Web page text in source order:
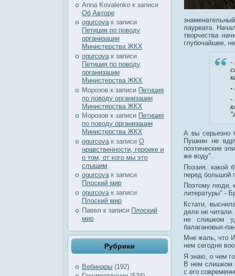
Anna Kovalenko к записи
Об Авторе
ogurcovaк записи
Петиция по поводу
организации
Министерства ЖКХ
ogurcova к записи
Петиция по поводу
организации
Министерства ЖКХ
Морозов к записи Петиция
по поводу организации
Министерства ЖКХ
Морозов к записи Петиция
по поводу организации
Министерства ЖКХ
ogurcova к записи О
нравственности, героике и
о том, от кого мы это
слышим
ogurcovaк записи
Плоский мир
ogurcova к записи
Плоский мир
Павел к записи Плоский
мир
Рубрики
Вебинары (192)
лауреата.
творчества
глубочайшее,
-
-
-
А вы серьезно
Пушкин не
поэтические
же воду".
Поэзия, какой
перед большой
Поэтому люди,
литературы" -
Кстати,
деле не
не слишком
балагановых-
Мне жаль, что
нем сегодня
Я знаю, о чем
В нем слишком
с его